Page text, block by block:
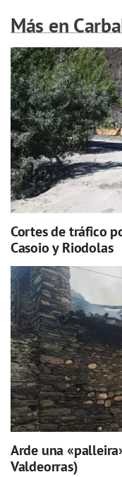
Más en
Cortes de tráfico
Casoio y Riodolas
Arde una
Valdeorras)